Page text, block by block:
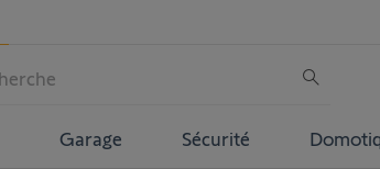
Garage Sécurité